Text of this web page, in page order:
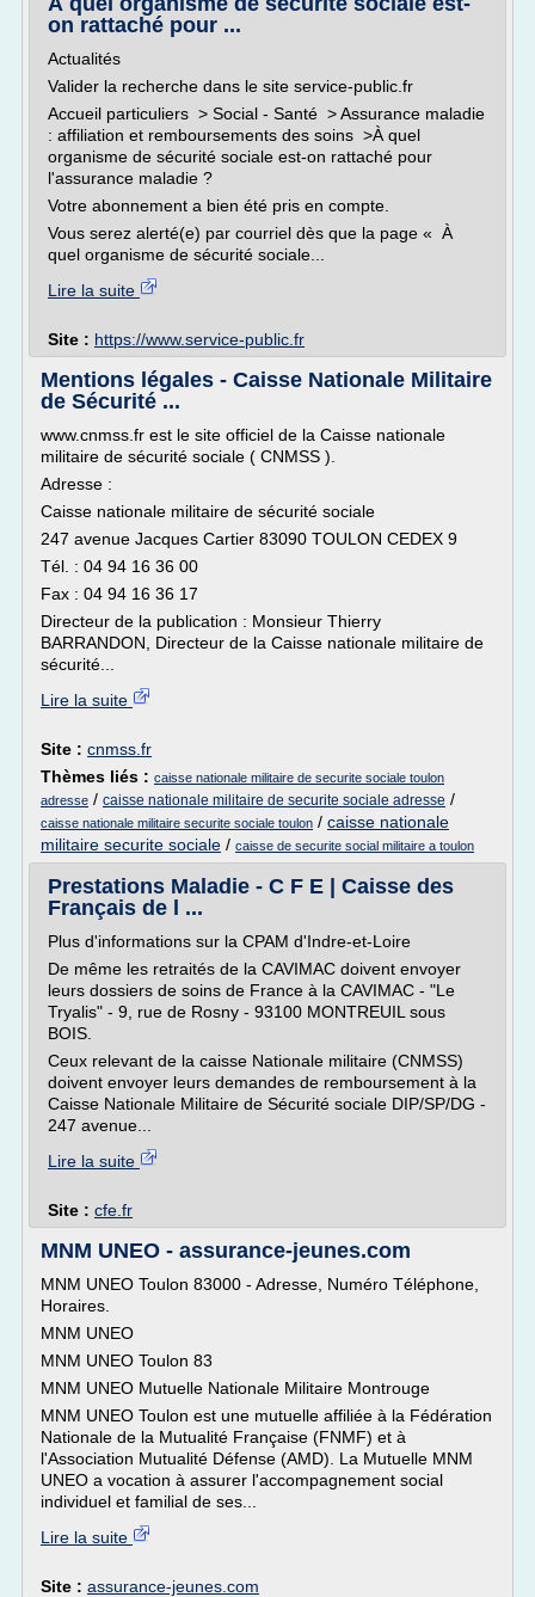
on rattaché pour ...
Actualités
Valider la recherche dans le site service-public.fr
Accueil particuliers > Social - Santé > Assurance maladie
: affiliation et remboursements des soins >À quel
organisme de sécurité sociale est-on rattaché pour
l'assurance maladie ?
Votre abonnement a bien été pris en compte.
Vous serez alerté(e) par courriel dès que la page « À
quel organisme de sécurité sociale...
Lire la suite
Site : https://www.service-public.fr
Mentions légales - Caisse Nationale Militaire
de Sécurité ...
www.cnmss.fr est le site officiel de la Caisse nationale
militaire de sécurité sociale ( CNMSS ).
Adresse :
Caisse nationale militaire de sécurité sociale
247 avenue Jacques Cartier 83090 TOULON CEDEX 9
Tél. : 04 94 16 36 00
Fax : 04 94 16 36 17
Directeur de la publication : Monsieur Thierry
BARRANDON, Directeur de la Caisse nationale militaire de
sécurité...
Lire la suite
Site : cnmss.fr
Thèmes liés : caisse nationale militaire de securite sociale toulon
adresse / caisse nationale militaire de securite sociale adresse /
caisse nationale militaire securite sociale toulon / caisse nationale
militaire securite sociale / caisse de securite social militaire a toulon
Prestations Maladie - C F E | Caisse des
Français de l ...
Plus d'informations sur la CPAM d'Indre-et-Loire
De même les retraités de la CAVIMAC doivent envoyer
leurs dossiers de soins de France à la CAVIMAC - "Le
Tryalis" - 9, rue de Rosny - 93100 MONTREUIL sous
BOIS.
Ceux relevant de la caisse Nationale militaire (CNMSS)
doivent envoyer leurs demandes de remboursement à la
Caisse Nationale Militaire de Sécurité sociale DIP/SP/DG -
247 avenue...
Lire la suite
Site : cfe.fr
MNM UNEO - assurance-jeunes.com
MNM UNEO Toulon 83000 - Adresse, Numéro Téléphone,
Horaires.
MNM UNEO
MNM UNEO Toulon 83
MNM UNEO Mutuelle Nationale Militaire Montrouge
MNM UNEO Toulon est une mutuelle affiliée à la Fédération
Nationale de la Mutualité Française (FNMF) et à
l'Association Mutualité Défense (AMD). La Mutuelle MNM
UNEO a vocation à assurer l'accompagnement social
individuel et familial de ses...
Lire la suite
Site : assurance-jeunes.com